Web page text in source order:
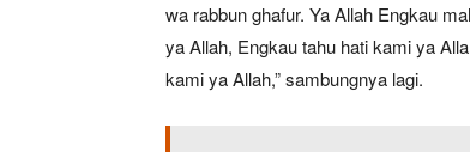
wa rabbun ghafur. Ya Allah Engkau
ya Allah, Engkau tahu hati kami ya
kami ya Allah,” sambungnya lagi.